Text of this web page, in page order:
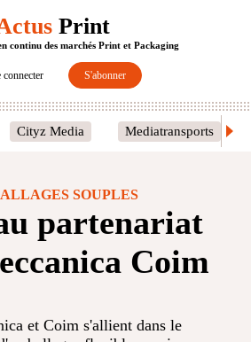
Print
continu des marchés Print et Packaging
connecter S'abonner
Cityz Media Mediatransports
SOUPLES
partenariat
Coim
et Coim s'allient dans le